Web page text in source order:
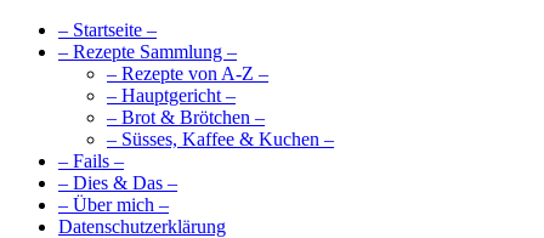
– Startseite –
– Rezepte Sammlung –
– Rezepte von A-Z –
– Hauptgericht –
– Brot & Brötchen –
– Süsses, Kaffee & Kuchen –
– Fails –
– Dies & Das –
– Über mich –
Datenschutzerklärung